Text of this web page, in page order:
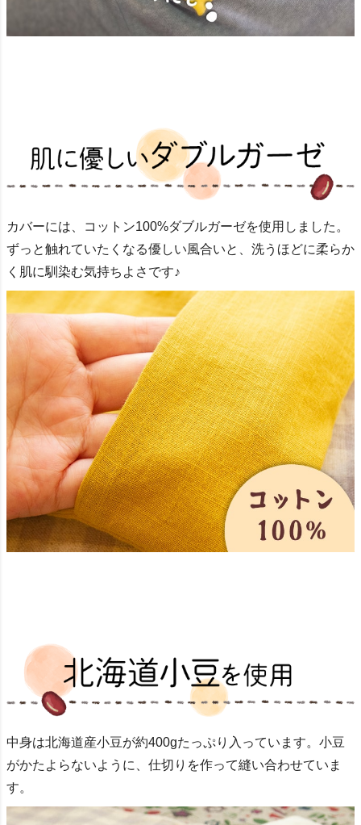
カバーには、コットン100%ダブルガーゼを使用しました。
ずっと触れていたくなる優しい風合いと、 洗うほどに柔らか
く肌に馴染む気持ちよさです♪
中身は北海道産小豆が約400gたっぷり入っています。 小豆
がかたよらないように、仕切りを作って縫い合わせていま
す。